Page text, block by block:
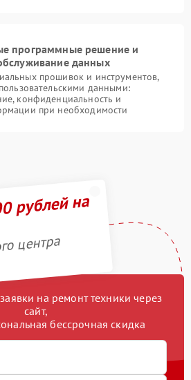
программные решение и
данных
прошивок и инструментов,
данными:
конфиденциальность и
при необходимости
рублей на
центра
на ремонт техники через
сайт,
бессрочная скидка